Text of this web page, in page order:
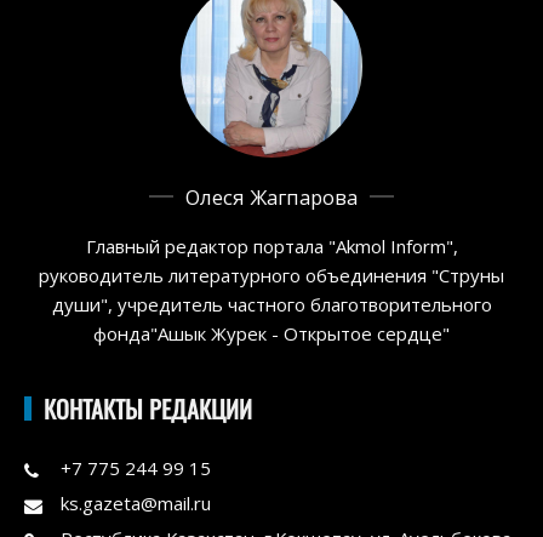
Олеся Жагпарова
Главный редактор портала "Akmol Inform",
руководитель литературного объединения "Струны
души", учредитель частного благотворительного
фонда"Ашык Журек - Открытое сердце"
КОНТАКТЫ РЕДАКЦИИ
+7 775 244 99 15
ks.gazeta@mail.ru